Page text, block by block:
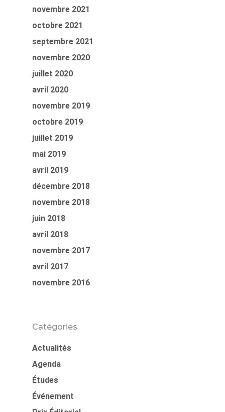
novembre 2021
octobre 2021
septembre 2021
novembre 2020
juillet 2020
avril 2020
novembre 2019
octobre 2019
juillet 2019
mai 2019
avril 2019
décembre 2018
novembre 2018
juin 2018
avril 2018
novembre 2017
avril 2017
novembre 2016
Catégories
Actualités
Agenda
Études
Événement